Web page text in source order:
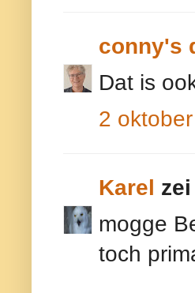
conny's
Dat is
2
Karel zei
mogge
toch